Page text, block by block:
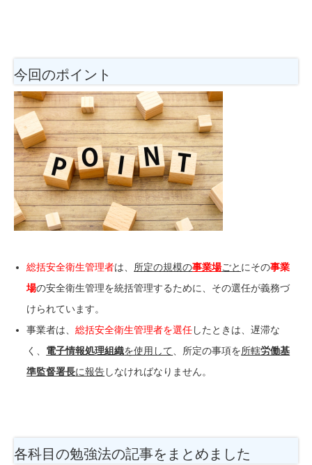
今回のポイント
総括安全衛生管理者は、 所定の規模の事業場ごと にその事業
場の安全衛生管理を統括管理するために、その選任が義務づ
けられています。
事業者は、総括安全衛生管理者を選任したときは、遅滞な
く、 電子情報処理組織を使用して 、所定の事項を所轄労働基
準監督署長に報告しなければなりません。
各科目の勉強法の記事をまとめました